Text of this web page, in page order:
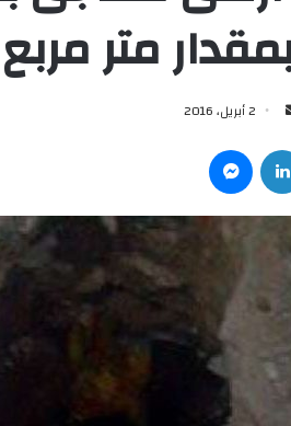
متر مربع
أرسل
إلكترونيا
2 أبريل، 2016
لينكدإن